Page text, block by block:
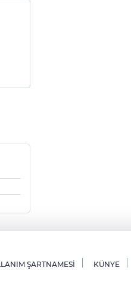
ŞARTNAMESİ KÜNYE